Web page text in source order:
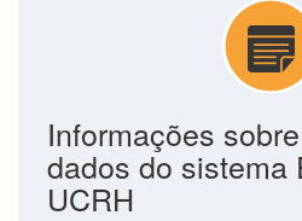
Informações
dados do sistema
UCRH